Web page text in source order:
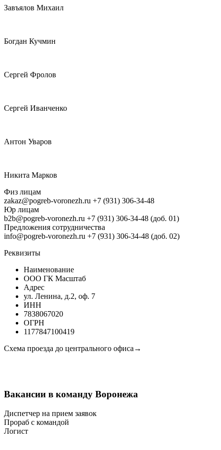
Завъялов Михаил
Богдан Кучмин
Сергей Фролов
Сергей Иванченко
Антон Уваров
Никита Марков
Физ лицам
zakaz@pogreb-voronezh.ru +7 (931) 306-34-48
Юр лицам
b2b@pogreb-voronezh.ru +7 (931) 306-34-48 (доб. 01)
Предложения сотрудничества
info@pogreb-voronezh.ru +7 (931) 306-34-48 (доб. 02)
Реквизиты
Наименование
ООО ГК Масштаб
Адрес
ул. Ленина, д.2, оф. 7
ИНН
7838067020
ОГРН
1177847100419
Схема проезда до центрального офиса→
Вакансии в команду Воронежа
Диспетчер на прием заявок
Прораб с командой
Логист